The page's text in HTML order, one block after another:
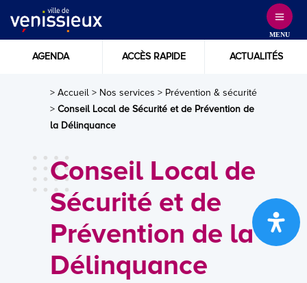
Content
MENU
AGENDA ACCÈS RAPIDE ACTUALITÉS
> Accueil> Nos services > Prévention & sécurité
> Conseil Local de Sécurité et de Prévention de
la Délinquance
Conseil Local de
Sécurité et de
Prévention de la
Délinquance